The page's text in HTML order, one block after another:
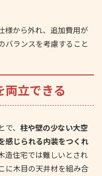
様から外れ、追加費用が
バランスを考慮すること
両立できる
、 柱や壁の少ない大空
感じられる内装をつくれ
造住宅では難しいとされ
に木目の天井材を組み合